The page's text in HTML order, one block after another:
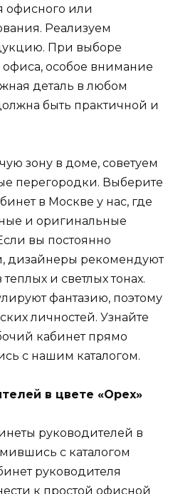
офисного или
Реализуем
При выборе
особое внимание
деталь в любом
быть практичной и
зону в доме, советуем
перегородки. Выберите
в Москве у нас, где
и оригинальные
вы постоянно
дизайнеры рекомендуют
и светлых тонах.
фантазию, поэтому
личностей. Узнайте
кабинет прямо
с нашим каталогом.
в цвете «Орех»
руководителей в
с каталогом
руководителя
к простой офисной